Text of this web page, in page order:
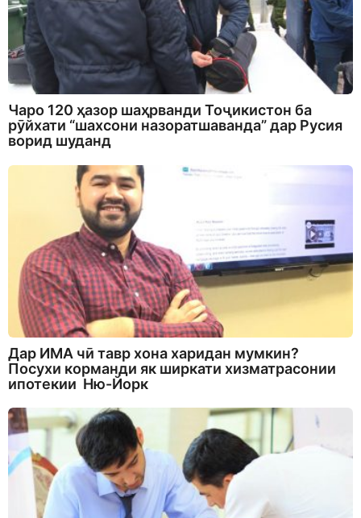
Чаро 120 ҳазор шаҳрванди Тоҷикистон ба
рӯйхати “шахсони назоратшаванда” дар Русия
ворид шуданд
Дар ИМА чӣ тавр хона харидан мумкин?
Посухи корманди як ширкати хизматрасонии
ипотекии Ню-Йорк